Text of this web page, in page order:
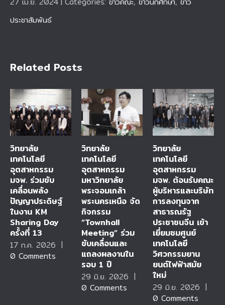
ประชาสัมพันธ์
Related Posts
วิทยาลัย
เทคโนโลยี
อุตสาหกรรม
มจพ. ร่วมขับ
เคลื่อนพลัง
ปัญญาประดิษฐ์
ในงาน KM
Sharing Day
ครั้งที่ 13
17 ก.ค. 2026 |
0 Comments
วิทยาลัย
เทคโนโลยี
อุตสาหกรรม
มหาวิทยาลัย
พระจอมเกล้า
พระนครเหนือ จัด
กิจกรรม
“Townhall
Meeting” ร่วม
ขับเคลื่อนและ
แถลงผลงานใน
รอบ 1 ปี
29 มิ.ย. 2026 |
0 Comments
วิทยาลัย
เทคโนโลยี
อุตสาหกรรม
มจพ. ต้อนรับคณะ
ผู้บริหารและบริษัท
การลงทุนจาก
สาธารณรัฐ
ประชาชนจีน เข้า
เยี่ยมชมศูนย์
เทคโนโลยี
วิศวกรรมยาน
ยนต์ไฟฟ้าสมัย
ใหม่
29 มิ.ย. 2026 |
0 Comments